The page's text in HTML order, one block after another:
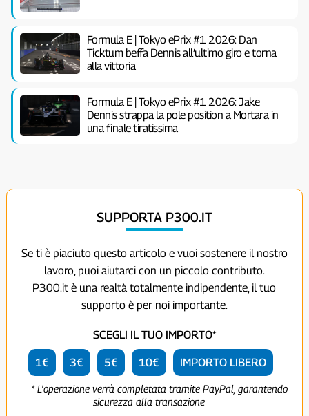
Formula E | Tokyo ePrix #1 2026: Dan
Ticktum beffa Dennis all’ultimo giro e torna
alla vittoria
Formula E | Tokyo ePrix #1 2026: Jake
Dennis strappa la pole position a Mortara in
una finale tiratissima
SUPPORTA P300.IT
Se ti è piaciuto questo articolo e vuoi sostenere il nostro
lavoro, puoi aiutarci con un piccolo contributo.
P300.it è una realtà totalmente indipendente, il tuo
supporto è per noi importante.
SCEGLI IL TUO IMPORTO*
1€ 3€ 5€ 10€ IMPORTO LIBERO
* L'operazione verrà completata tramite PayPal, garantendo
sicurezza alla transazione